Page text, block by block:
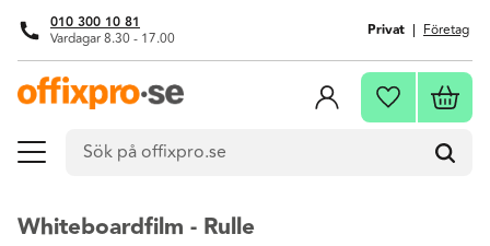
Meny
010 300 10 81
Vardagar 8.30 - 17.00 Privat Företag
Favoriter
Whiteboardfilm - Rulle